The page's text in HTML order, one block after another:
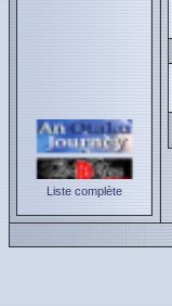
Liste complète